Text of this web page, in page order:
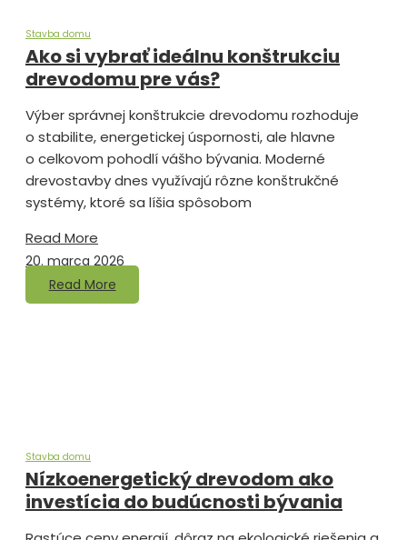
Stavba domu
Ako si vybrať ideálnu konštrukciu
drevodomu pre vás?
Výber správnej konštrukcie drevodomu rozhoduje
o stabilite, energetickej úspornosti, ale hlavne
o celkovom pohodlí vášho bývania. Moderné
drevostavby dnes využívajú rôzne konštrukčné
systémy, ktoré sa líšia spôsobom
Read More
20. marca 2026
Read More
Stavba domu
Nízkoenergetický drevodom ako
investícia do budúcnosti bývania